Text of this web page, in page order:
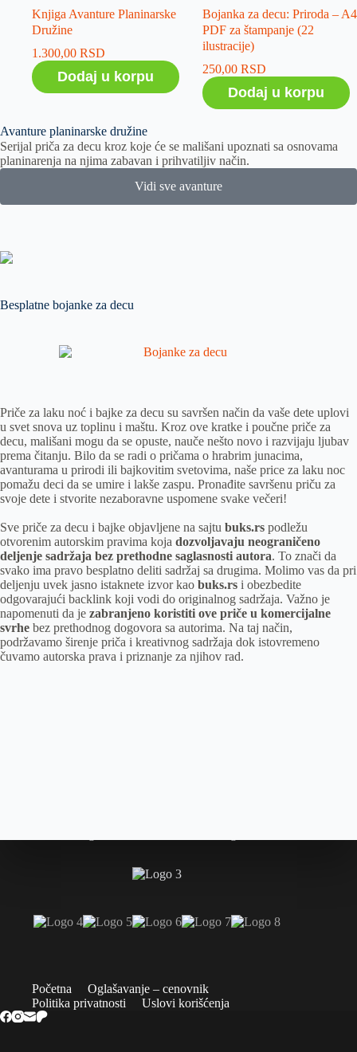
Knjiga Avanture Planinarske
Družine
1.300,00 RSD
Dodaj u korpu
Bojanka za decu: Priroda – A4
PDF za štampanje (22
ilustracije)
250,00 RSD
Dodaj u korpu
Avanture planinarske družine
Serijal priča za decu kroz koje će se mališani upoznati sa osnovama
planinarenja na njima zabavan i prihvatiljiv način.
Vidi sve avanture
Besplatne bojanke za decu
Priče za laku noć i bajke za decu su savršen način da vaše dete uplovi
u svet snova uz toplinu i maštu. Kroz ove kratke i poučne priče za
decu, mališani mogu da se opuste, nauče nešto novo i razvijaju ljubav
prema čitanju. Bilo da se radi o pričama o hrabrim junacima,
avanturama u prirodi ili bajkovitim svetovima, naše price za laku noc
pomažu deci da se umire i lakše zaspu. Pronađite savršenu priču za
svoje dete i stvorite nezaboravne uspomene svake večeri!
Sve priče za decu i bajke objavljene na sajtu buks.rs podležu
otvorenim autorskim pravima koja dozvoljavaju neograničeno
deljenje sadržaja bez prethodne saglasnosti autora. To znači da
svako ima pravo besplatno deliti sadržaj sa drugima. Molimo vas da pri
deljenju uvek jasno istaknete izvor kao buks.rs i obezbedite
odgovarajući backlink koji vodi do originalnog sadržaja. Važno je
napomenuti da je zabranjeno koristiti ove priče u komercijalne
svrhe bez prethodnog dogovora sa autorima. Na taj način,
podržavamo širenje priča i kreativnog sadržaja dok istovremeno
čuvamo autorska prava i priznanje za njihov rad.
Početna
Oglašavanje – cenovnik
Politika privatnosti
Uslovi korišćenja